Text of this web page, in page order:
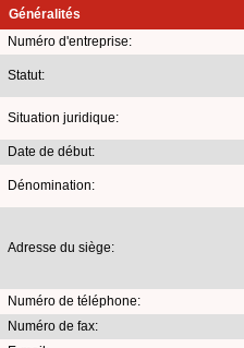
Généralités
Numéro d'entreprise:
Statut:
Situation juridique:
Date de début:
Dénomination:
Adresse du siège:
Numéro de téléphone:
Numéro de fax: